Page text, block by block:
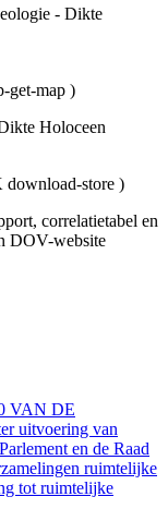
- Dikte
get-map )
Holoceen
store )
correlatietabel en
DOV-website
VAN DE
uitvoering van
en de Raad
ruimtelijke
tot ruimtelijke